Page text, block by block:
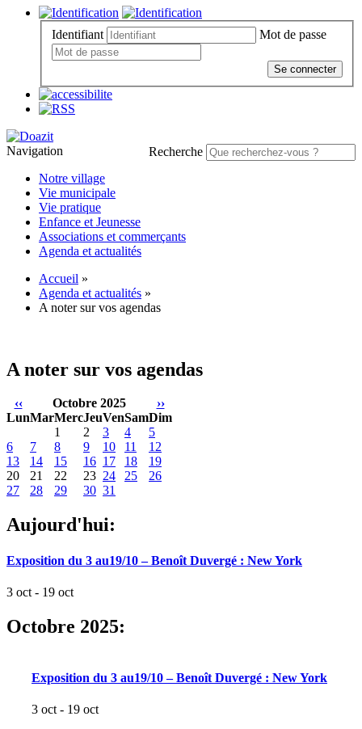
Identifiant Mot de passe
Se connecter
Recherche
Navigation
Notre village
Vie municipale
Vie pratique
Enfance et Jeunesse
Associations et commerçants
Agenda et actualités
Accueil »
Agenda et actualités »
A noter sur vos agendas
A noter sur vos agendas
‹‹ Octobre 2025
››
LunMarMercJeuVenSamDim
1
2 3 4
5
6
7 8 9 10 11
12
13
14 15 16 17 18
19
20
21 22 23 24 25
26
27
28 29 30 31
Aujourd'hui:
Exposition du 3 au19/10 – Benoît Duvergé : New York
3 oct - 19 oct
Octobre 2025:
Exposition du 3 au19/10 – Benoît Duvergé : New York
3 oct - 19 oct